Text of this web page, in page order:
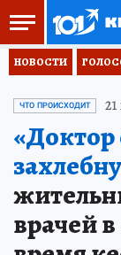
НОВОСТИ
ЧТО ПРОИСХОДИТ
«Доктор
врачей